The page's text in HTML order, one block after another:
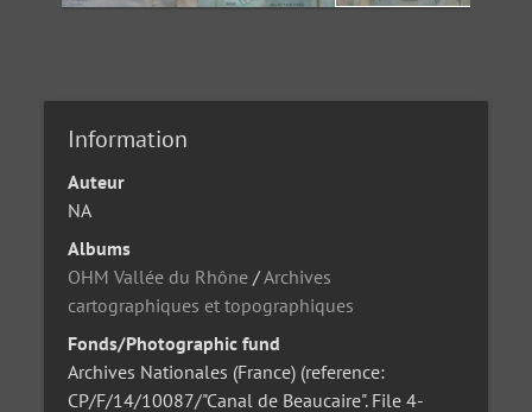
Information
Auteur
NA
Albums
OHM Vallée du Rhône /Archives
cartographiques et topographiques
Fonds/Photographic fund
Archives Nationales (France) (reference:
CP/F/14/10087/"Canal de Beaucaire". File 4-